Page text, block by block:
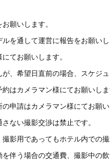
願いします。
を通して運営に報告をお願いし
てお願いします。
、希望日直前の場合、スケジ
はカメラマン様にてお願いしま
申請はカメラマン様にてお願い
ない撮影交渉は禁止です。
影用であってもホテル内での撮
を伴う場合の交通費、撮影中の